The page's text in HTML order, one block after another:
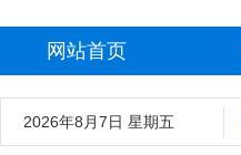
网站首页
2026年8月7日 星期五中共广东省